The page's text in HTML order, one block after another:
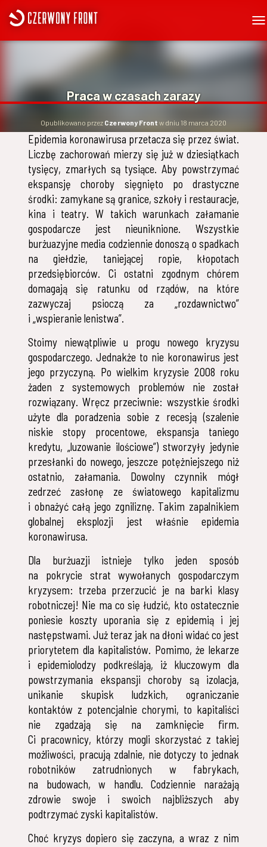
R
A
Praca w czasach zarazy
Opublikowano przez Czerwony Front w dniu 18 marca 2020
Epidemia koronawirusa przetacza się przez świat.
Liczbę zachorowań mierzy się już w dziesiątkach
tysięcy, zmarłych są tysiące. Aby powstrzymać
ekspansję choroby sięgnięto po drastyczne
środki: zamykane są granice, szkoły i restauracje,
kina i teatry. W takich warunkach załamanie
gospodarcze jest nieuniknione. Wszystkie
burżuazyjne media codziennie donoszą o spadkach
na giełdzie, taniejącej ropie, kłopotach
przedsiębiorców. Ci ostatni zgodnym chórem
domagają się ratunku od rządów, na które
zazwyczaj psioczą za „rozdawnictwo”
i „wspieranie lenistwa”.
Stoimy niewątpliwie u progu nowego kryzysu
gospodarczego. Jednakże to nie koronawirus jest
jego przyczyną. Po wielkim kryzysie 2008 roku
żaden z systemowych problemów nie został
rozwiązany. Wręcz przeciwnie: wszystkie środki
użyte dla poradzenia sobie z recesją (szalenie
niskie stopy procentowe, ekspansja taniego
kredytu, „luzowanie ilościowe”) stworzyły jedynie
przesłanki do nowego, jeszcze potężniejszego niż
ostatnio, załamania. Dowolny czynnik mógł
zedrzeć zasłonę ze światowego kapitalizmu
i obnażyć całą jego zgniliznę. Takim zapalnikiem
globalnej eksplozji jest właśnie epidemia
koronawirusa.
Dla burżuazji istnieje tylko jeden sposób
na pokrycie strat wywołanych gospodarczym
kryzysem: trzeba przerzucić je na barki klasy
robotniczej! Nie ma co się łudzić, kto ostatecznie
poniesie koszty uporania się z epidemią i jej
następstwami. Już teraz jak na dłoni widać co jest
priorytetem dla kapitalistów. Pomimo, że lekarze
i epidemiolodzy podkreślają, iż kluczowym dla
powstrzymania ekspansji choroby są izolacja,
unikanie skupisk ludzkich, ograniczanie
kontaktów z potencjalnie chorymi, to kapitaliści
nie zgadzają się na zamknięcie firm.
Ci pracownicy, którzy mogli skorzystać z takiej
możliwości, pracują zdalnie, nie dotyczy to jednak
robotników zatrudnionych w fabrykach,
na budowach, w handlu. Codziennie narażają
zdrowie swoje i swoich najbliższych aby
podtrzymać zyski kapitalistów.
Choć kryzys dopiero się zaczyna, a wraz z nim